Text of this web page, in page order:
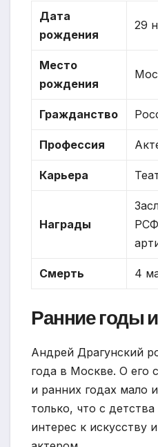
Дата
рождения
29
Место
рождения
Гражданство
Профессия
Карьера
Награды
Смерть 4
Ранние годы
Андрей Драгунский
года в Москве. О его
и ранних годах мало
только, что с
интерес к искусству